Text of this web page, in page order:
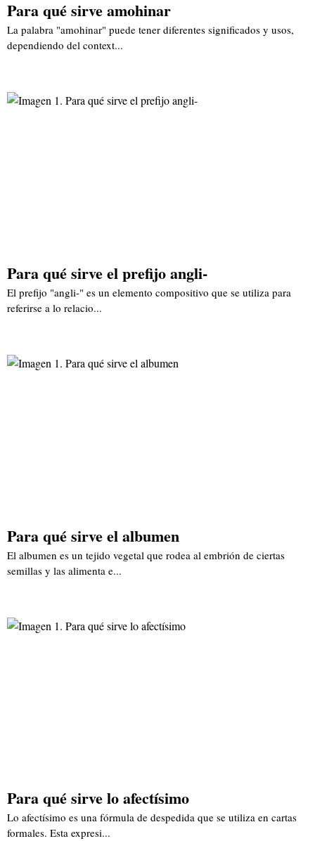
Para qué sirve amohinar
La palabra "amohinar" puede tener diferentes significados y usos,
dependiendo del context...
Para qué sirve el prefijo angli-
El prefijo "angli-" es un elemento compositivo que se utiliza para
referirse a lo relacio...
Para qué sirve el albumen
El albumen es un tejido vegetal que rodea al embrión de ciertas
semillas y las alimenta e...
Para qué sirve lo afectísimo
Lo afectísimo es una fórmula de despedida que se utiliza en cartas
formales. Esta expresi...